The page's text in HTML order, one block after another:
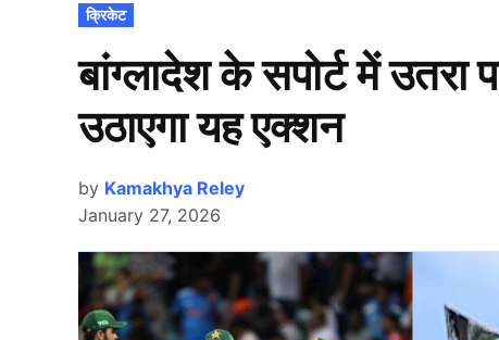
POSTED
IN
क्रिकेट
बांग्लादेश के सपोर्ट में
उठाएगा यह एक्शन
by Kamakhya Reley
January 27, 2026